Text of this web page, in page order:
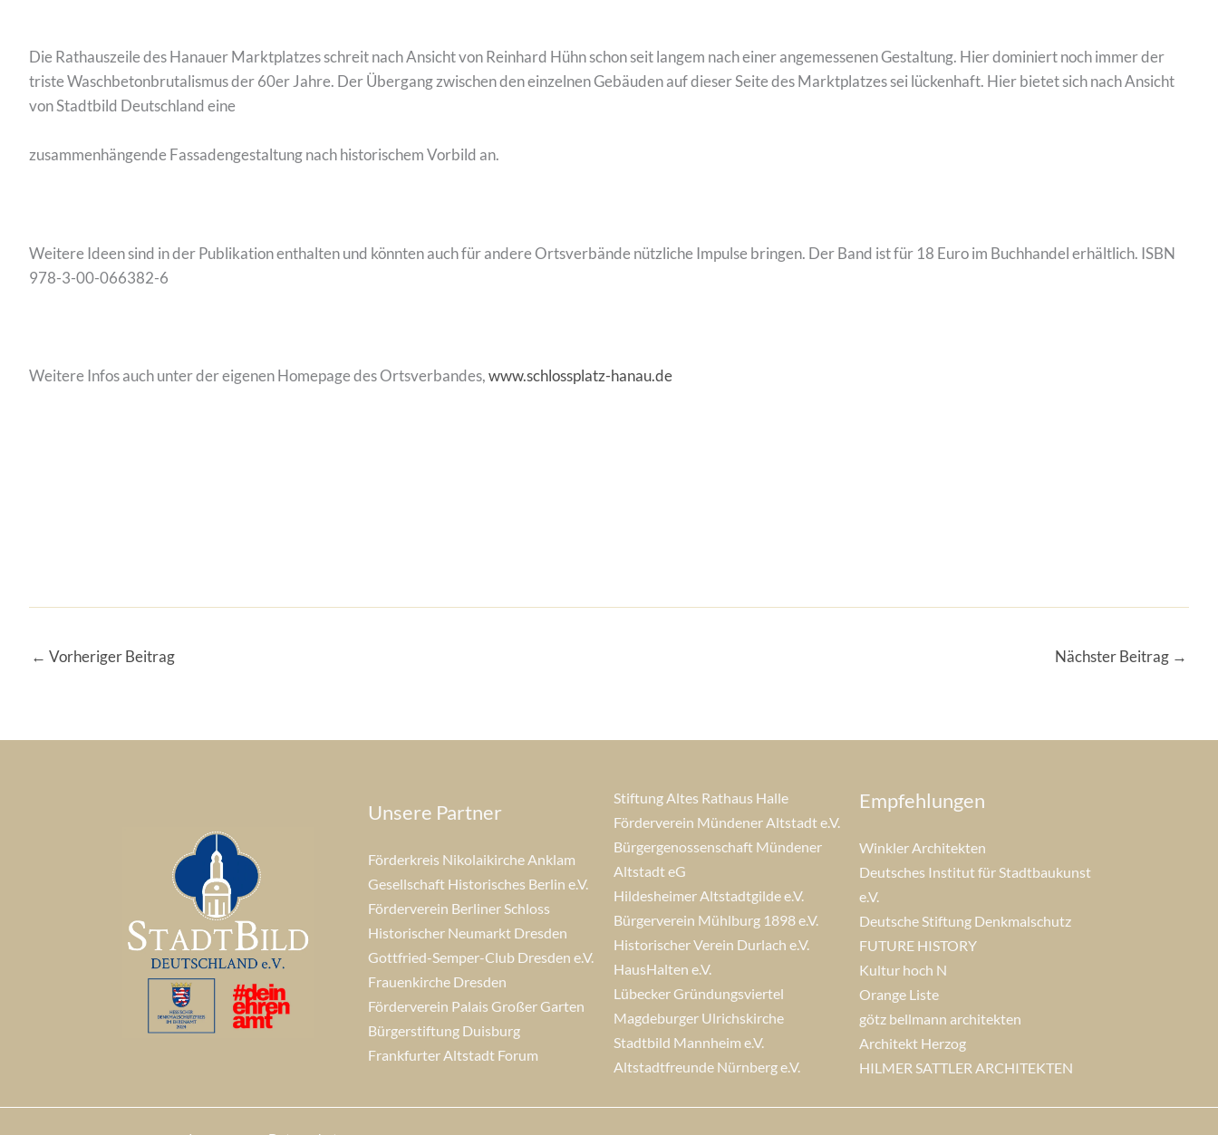
Die Rathauszeile des Hanauer Marktplatzes schreit nach Ansicht von Reinhard Hühn schon seit langem nach einer angemessenen Gestaltung. Hier dominiert noch immer der
triste Waschbetonbrutalismus der 60er Jahre. Der Übergang zwischen den einzelnen Gebäuden auf dieser Seite des Marktplatzes sei lückenhaft. Hier bietet sich nach Ansicht
von Stadtbild Deutschland eine
zusammenhängende Fassadengestaltung nach historischem Vorbild an.
Weitere Ideen sind in der Publikation enthalten und könnten auch für andere Ortsverbände nützliche Impulse bringen. Der Band ist für 18 Euro im Buchhandel erhältlich. ISBN
978-3-00-066382-6
Weitere Infos auch unter der eigenen Homepage des Ortsverbandes,www.schlossplatz-hanau.de
← Vorheriger Beitrag Nächster Beitrag →
Unsere Partner
Förderkreis Nikolaikirche Anklam
Gesellschaft Historisches Berlin e.V.
Förderverein Berliner Schloss
Historischer Neumarkt Dresden
Gottfried-Semper-Club Dresden e.V.
Frauenkirche Dresden
Förderverein Palais Großer Garten
Bürgerstiftung Duisburg
Frankfurter Altstadt Forum
Stiftung Altes Rathaus Halle
Förderverein Mündener Altstadt e.V.
Bürgergenossenschaft Mündener
Altstadt eG
Hildesheimer Altstadtgilde e.V.
Bürgerverein Mühlburg 1898 e.V.
Historischer Verein Durlach e.V.
HausHalten e.V.
Lübecker Gründungsviertel
Magdeburger Ulrichskirche
Stadtbild Mannheim e.V.
Altstadtfreunde Nürnberg e.V.
Empfehlungen
Winkler Architekten
Deutsches Institut für Stadtbaukunst
e.V.
Deutsche Stiftung Denkmalschutz
FUTURE HISTORY
Kultur hoch N
Orange Liste
götz bellmann architekten
Architekt Herzog
HILMER SATTLER ARCHITEKTEN